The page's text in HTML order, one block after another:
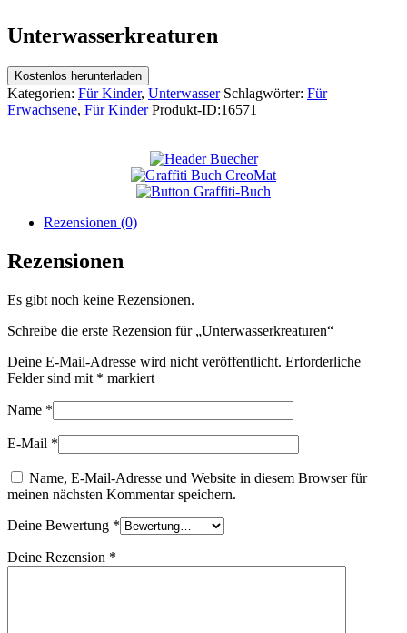
Unterwasserkreaturen
Kostenlos herunterladen
Kategorien: Für Kinder, Unterwasser Schlagwörter: Für
Erwachsene, Für Kinder Produkt-ID:16571
Rezensionen (0)
Rezensionen
Es gibt noch keine Rezensionen.
Schreibe die erste Rezension für „Unterwasserkreaturen“
Deine E-Mail-Adresse wird nicht veröffentlicht. Erforderliche
Felder sind mit * markiert
Name *
E-Mail *
Name, E-Mail-Adresse und Website in diesem Browser für
meinen nächsten Kommentar speichern.
Deine Bewertung *
Deine Rezension *